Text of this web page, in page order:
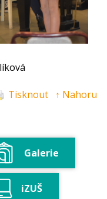
Tisknout ↑ Nahoru
Galerie
iZUŠ